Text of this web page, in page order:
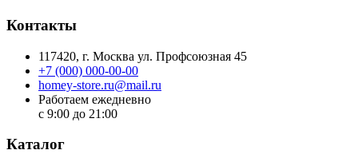
Контакты
117420, г. Москва ул. Профсоюзная 45
+7 (000) 000-00-00
homey-store.ru@mail.ru
Работаем ежедневно
с 9:00 до 21:00
Каталог